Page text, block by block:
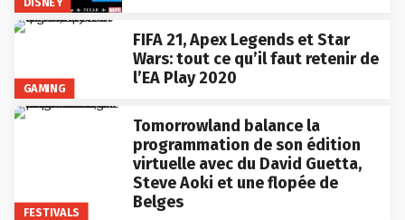
GAMING
FIFA 21, Apex Legends et Star
Wars: tout ce qu’il faut retenir de
l’EA Play 2020
FESTIVALS
Tomorrowland balance la
programmation de son édition
virtuelle avec du David Guetta,
Steve Aoki et une flopée de
Belges